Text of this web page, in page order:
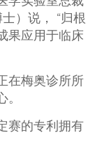
）说， “归根
果应用于临床
在梅奥诊所所
。
赛的专利拥有